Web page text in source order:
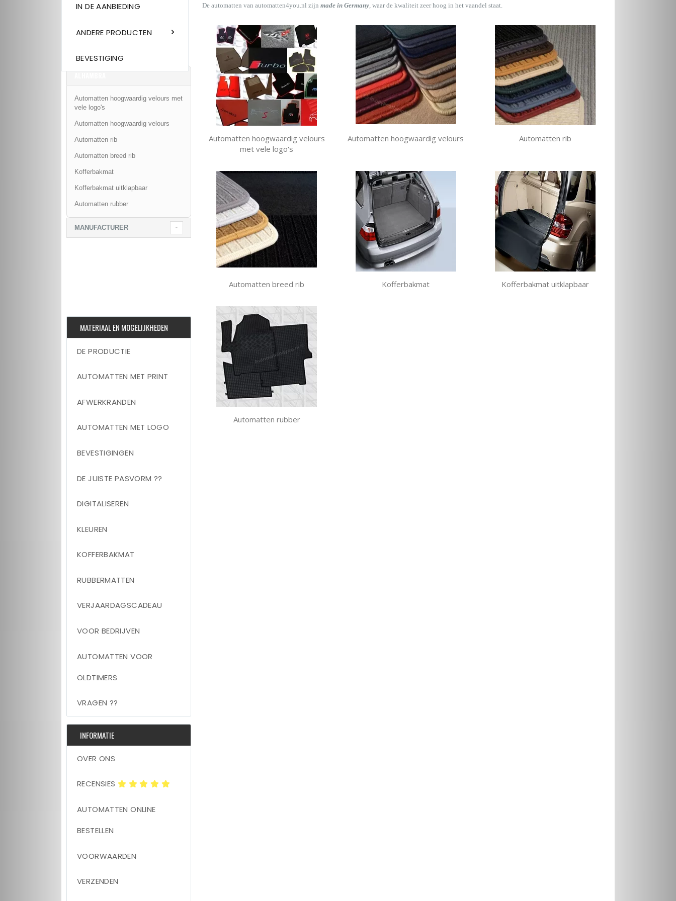
IN DE AANBIEDING
ANDERE PRODUCTEN
BEVESTIGING
De automatten van automatten4you.nl zijn made in Germany, waar de kwaliteit zeer hoog in het vaandel staat.
Automatten hoogwaardig velours
met vele logo's
Automatten hoogwaardig velours Automatten rib
Automatten breed rib Kofferbakmat Kofferbakmat uitklapbaar
Automatten rubber
Automatten hoogwaardig velours met
vele logo's
Automatten hoogwaardig velours
Automatten rib
Automatten breed rib
Kofferbakmat
Kofferbakmat uitklapbaar
Automatten rubber
MANUFACTURER
MATERIAAL EN MOGELIJKHEDEN
DE PRODUCTIE
AUTOMATTEN MET PRINT
AFWERKRANDEN
AUTOMATTEN MET LOGO
BEVESTIGINGEN
DE JUISTE PASVORM ??
DIGITALISEREN
KLEUREN
KOFFERBAKMAT
RUBBERMATTEN
VERJAARDAGSCADEAU
VOOR BEDRIJVEN
AUTOMATTEN VOOR
OLDTIMERS
VRAGEN ??
INFORMATIE
OVER ONS
RECENSIES
AUTOMATTEN ONLINE
BESTELLEN
VOORWAARDEN
VERZENDEN